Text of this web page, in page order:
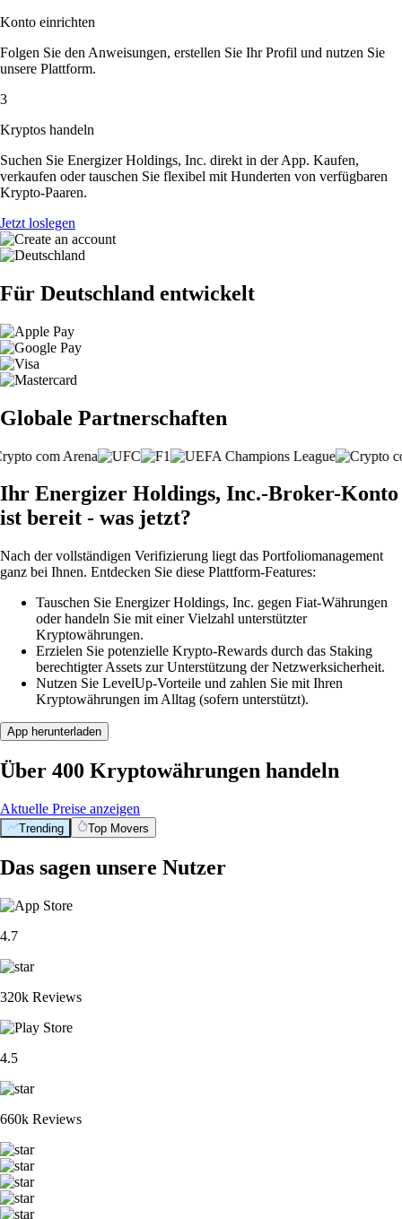
Konto einrichten
Folgen Sie den Anweisungen, erstellen Sie Ihr Profil und nutzen Sie
unsere Plattform.
3
Kryptos handeln
Suchen Sie Energizer Holdings, Inc. direkt in der App. Kaufen,
verkaufen oder tauschen Sie flexibel mit Hunderten von verfügbaren
Krypto-Paaren.
Jetzt loslegen
Für Deutschland entwickelt
Globale Partnerschaften
Ihr Energizer Holdings, Inc.-Broker-Konto
ist bereit - was jetzt?
Nach der vollständigen Verifizierung liegt das Portfoliomanagement
ganz bei Ihnen. Entdecken Sie diese Plattform-Features:
Tauschen Sie Energizer Holdings, Inc. gegen Fiat-Währungen
oder handeln Sie mit einer Vielzahl unterstützter
Kryptowährungen.
Erzielen Sie potenzielle Krypto-Rewards durch das Staking
berechtigter Assets zur Unterstützung der Netzwerksicherheit.
Nutzen Sie LevelUp-Vorteile und zahlen Sie mit Ihren
Kryptowährungen im Alltag (sofern unterstützt).
App herunterladen
Über 400 Kryptowährungen handeln
Aktuelle Preise anzeigen
Trending Top Movers
Das sagen unsere Nutzer
4.7
320k Reviews
4.5
660k Reviews